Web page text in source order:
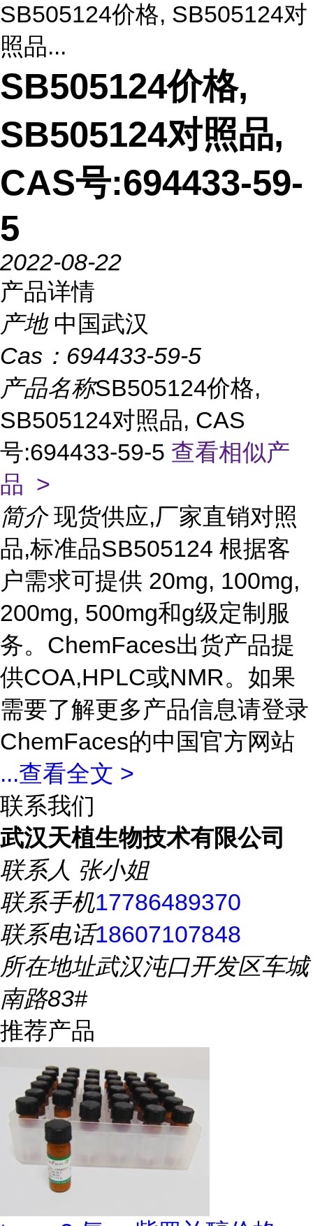
SB505124价格, SB505124对
照品...
SB505124价格,
SB505124对照品,
CAS号:694433-59-
5
2022-08-22
产品详情
产地 中国武汉
Cas： 694433-59-5
产品名称SB505124价格,
SB505124对照品, CAS
号:694433-59-5 查看相似产
品 >
简介 现货供应,厂家直销对照
品,标准品SB505124 根据客
户需求可提供 20mg, 100mg,
200mg, 500mg和g级定制服
务。ChemFaces出货产品提
供COA,HPLC或NMR。如果
需要了解更多产品信息请登录
ChemFaces的中国官方网站
...查看全文 >
联系我们
武汉天植生物技术有限公司
联系人 张小姐
联系手机17786489370
联系电话18607107848
所在地址武汉沌口开发区车城
南路83#
推荐产品